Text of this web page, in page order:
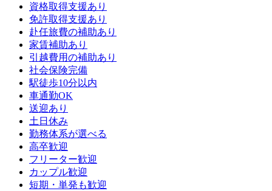
資格取得支援あり
免許取得支援あり
赴任旅費の補助あり
家賃補助あり
引越費用の補助あり
社会保険完備
駅徒歩10分以内
車通勤OK
送迎あり
土日休み
勤務体系が選べる
高卒歓迎
フリーター歓迎
カップル歓迎
短期・単発も歓迎